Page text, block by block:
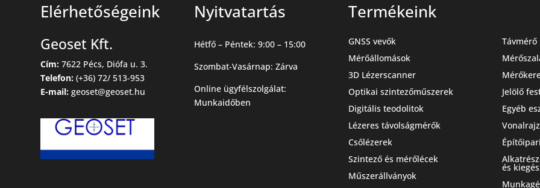
Elérhetőségeink
Geoset Kft.
Cím: 7622 Pécs, Diófa u. 3.
Telefon: (+36) 72/ 513-953
E-mail: geoset@geoset.hu
Nyitvatartás
Hétfő – Péntek: 9:00 – 15:00
Szombat-Vasárnap: Zárva
Online ügyfélszolgálat:
Munkaidőben
Termékeink
GNSS vevők
Mérőállomások
3D Lézerscanner
Optikai szintezőműszerek
Digitális teodolitok
Lézeres távolságmérők
Csőlézerek
Szintező és mérőlécek
Műszerállványok
Jelölő
Egyéb
és